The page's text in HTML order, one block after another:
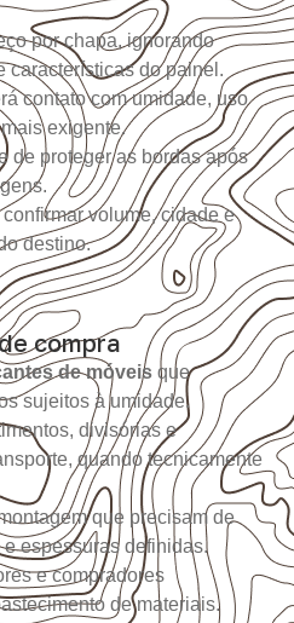
por chapa, ignorando
características do painel.
contato com umidade, uso
exigente.
de proteger as bordas após
volume, cidade e
destino.
compra
de móveis que
sujeitos à umidade.
divisórias e
quando tecnicamente
que precisam de
espessuras definidas.
e compradores
de materiais.